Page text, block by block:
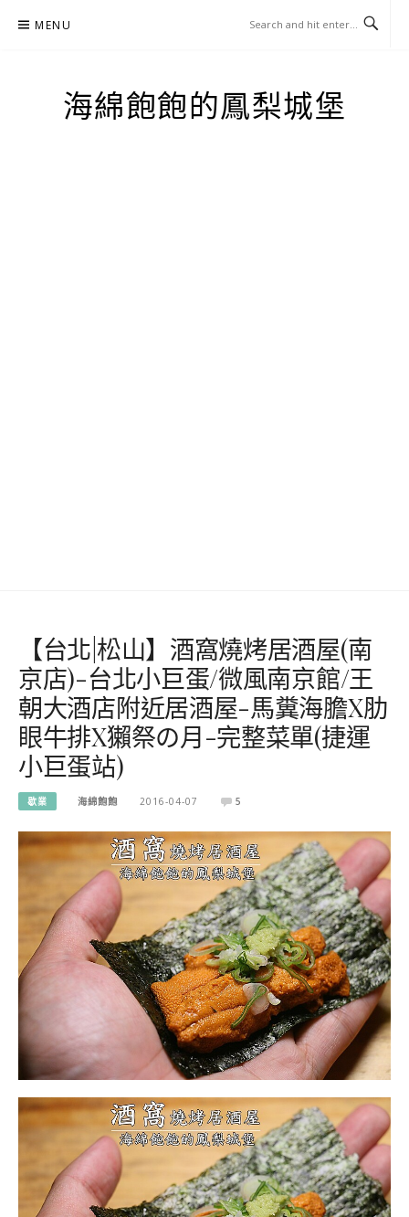
MENU
海綿飽飽的鳳梨城堡
【台北|松山】酒窩燒烤居酒屋(南
京店)-台北小巨蛋/微風南京館/王
朝大酒店附近居酒屋-馬糞海膽X肋
眼牛排X獺祭の月-完整菜單(捷運
小巨蛋站)
歇業 海綿飽飽 2016-04-07 5